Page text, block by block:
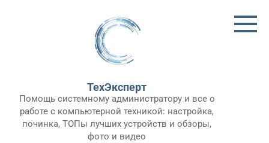
ТехЭксперт
Помощь системному администратору и все о
работе с компьютерной техникой: настройка,
починка, ТОПы лучших устройств и обзоры,
фото и видео